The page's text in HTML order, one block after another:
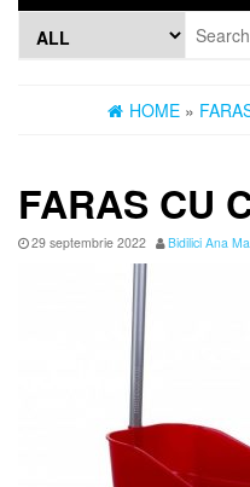
HOME »
FARAS CU
29 septembrie 2022 Bidilici Ana